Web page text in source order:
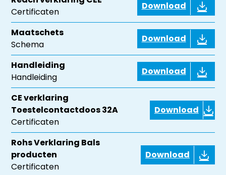
Certificaten
Download
Maatschets
Schema
Download
Handleiding
Handleiding
Download
CE verklaring
Toestelcontactdoos 32A
Certificaten
Download
Rohs Verklaring Bals
producten
Certificaten
Download